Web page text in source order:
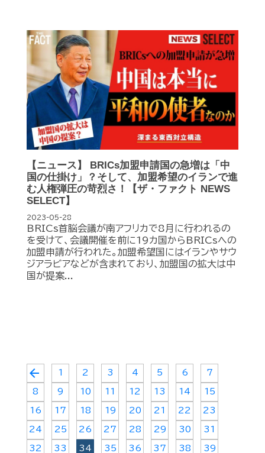
【ニュース】 BRICs加盟申請国の急増は「中
国の仕掛け」？そして、加盟希望のイランで進
む人権弾圧の苛烈さ！【ザ・ファクト NEWS
SELECT】
2023-05-28
BRICs首脳会議が南アフリカで8月に行われるの
を受けて、会議開催を前に19カ国からBRICsへの
加盟申請が行われた。加盟希望国にはイランやサウ
ジアラビアなどが含まれており、加盟国の拡大は中
国が提案...
arrow_back 1 2 3 4 5 6 7
8 9 10 11 12 13 14 15
16 17 18 19 20 21 22 23
24 25 26 27 28 29 30 31
32 33 34 35 36 37 38 39